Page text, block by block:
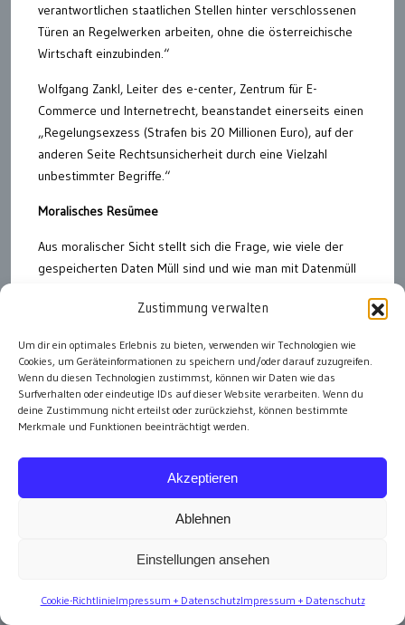
Zustimmung verwalten
Um dir ein optimales Erlebnis zu bieten, verwenden wir Technologien wie
Cookies, um Geräteinformationen zu speichern und/oder darauf zuzugreifen.
Wenn du diesen Technologien zustimmst, können wir Daten wie das
Surfverhalten oder eindeutige IDs auf dieser Website verarbeiten. Wenn du
deine Zustimmung nicht erteilst oder zurückziehst, können bestimmte
Merkmale und Funktionen beeinträchtigt werden.
Akzeptieren
Ablehnen
Einstellungen ansehen
Cookie-RichtlinieImpressum + DatenschutzImpressum + Datenschutz
verantwortlichen staatlichen Stellen hinter verschlossenen
Türen an Regelwerken arbeiten, ohne die österreichische
Wirtschaft einzubinden.“
Wolfgang Zankl, Leiter des e-center, Zentrum für E-
Commerce und Internetrecht, beanstandet einerseits einen
„Regelungsexzess (Strafen bis 20 Millionen Euro), auf der
anderen Seite Rechtsunsicherheit durch eine Vielzahl
unbestimmter Begriffe.“
Moralisches Resümee
Aus moralischer Sicht stellt sich die Frage, wie viele der
gespeicherten Daten Müll sind und wie man mit Datenmüll
Ausstellungseröffnung 100 Fotos mache, so brauche ich
– auf die eigene Webseite und/oder auf Facebook. Den
Rest könnte ich eigentlich gleich löschen. Mache ich aber
nicht, aufgrund des leisen Verdachtes, ich könnte das eine
oder andere Foto doch noch brauchen. Passiert aber nie.
automatisches Ablaufdatum für solche Daten, wäre somit
hochrechnen auf die große Welt von Big Data, doch bin ich
weltweiten Datencloud mindestens 50 Prozent der Daten